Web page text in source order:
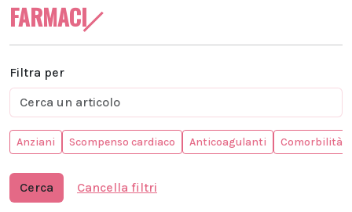
FARMACI
Filtra per
Anziani Scompenso cardiaco Anticoagulanti Comorbilità
Cerca Cancella filtri